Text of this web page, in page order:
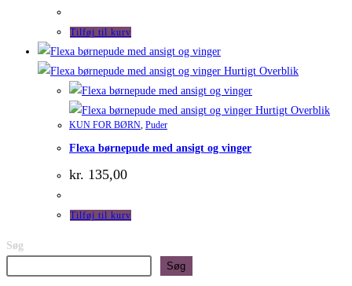
Tilføj til kurv
Hurtigt Overblik
Hurtigt Overblik
KUN FOR BØRN Puder
Flexa børnepude med ansigt og vinger
kr. 135,00
Tilføj til kurv
Søg
Søg